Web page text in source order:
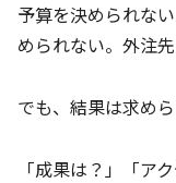
予算を決められな
められない。外注先
でも、結果は求めら
「成果は？」「ア